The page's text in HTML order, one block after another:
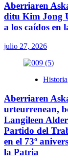
Aberriaren
ditu Kim Jong
a los caídos en
julio 27, 2026
Historia
Aberriaren
urteurrenean,
Langileen
Partido del
en el 73º
la Patria